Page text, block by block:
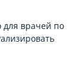
врачей по